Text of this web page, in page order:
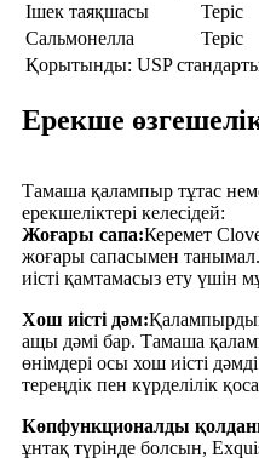
Ішек таяқшасы
Теріс
Сальмонелла
Теріс
Қорытынды: USP
Ерекше
Тамаша қалампыр тұтас
ерекшеліктері келесідей:
Жоғары сапа:Керемет
жоғары сапасымен
иісті қамтамасыз ету үшін
Хош иісті дәм:
ащы дәмі бар. Тамаша
өнімдері осы хош иісті
тереңдік пен күрделілік
Көпфункционалды
ұнтақ түрінде болсын,